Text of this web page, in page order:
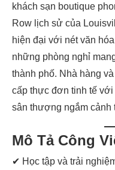
khách sạn boutique
Row lịch sử của
hiện đại với nét văn
những phòng nghỉ
thành phố. Nhà hàng
cấp thực đơn tinh tế
sân thượng ngắm cảnh
Mô Tả Công
✔ Học tập và trải